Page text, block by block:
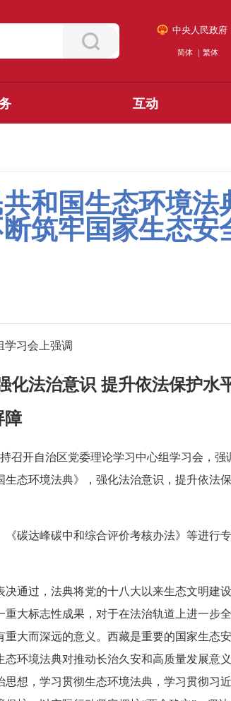
中央人民政府
简体｜ 繁体
互动
和国生态环境法
筑牢国家生态安
学习会上强调
化法治意识 提升依法保护水
障
召开自治区党委理论学习中心组学习会，强
态环境法典》，强化法治意识，提升依法
碳达峰碳中和综合评价考核办法》等进行
通过，法典将党的十八大以来生态文明建
大标志性成果，对于在法治轨道上进一步
大而深远的意义。西藏是重要的国家生态
环境法典对推动长治久安和高质量发展意义
想，学习贯彻生态环境法典，学习贯彻习